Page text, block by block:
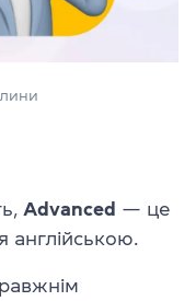
Advanced — це
англійською.